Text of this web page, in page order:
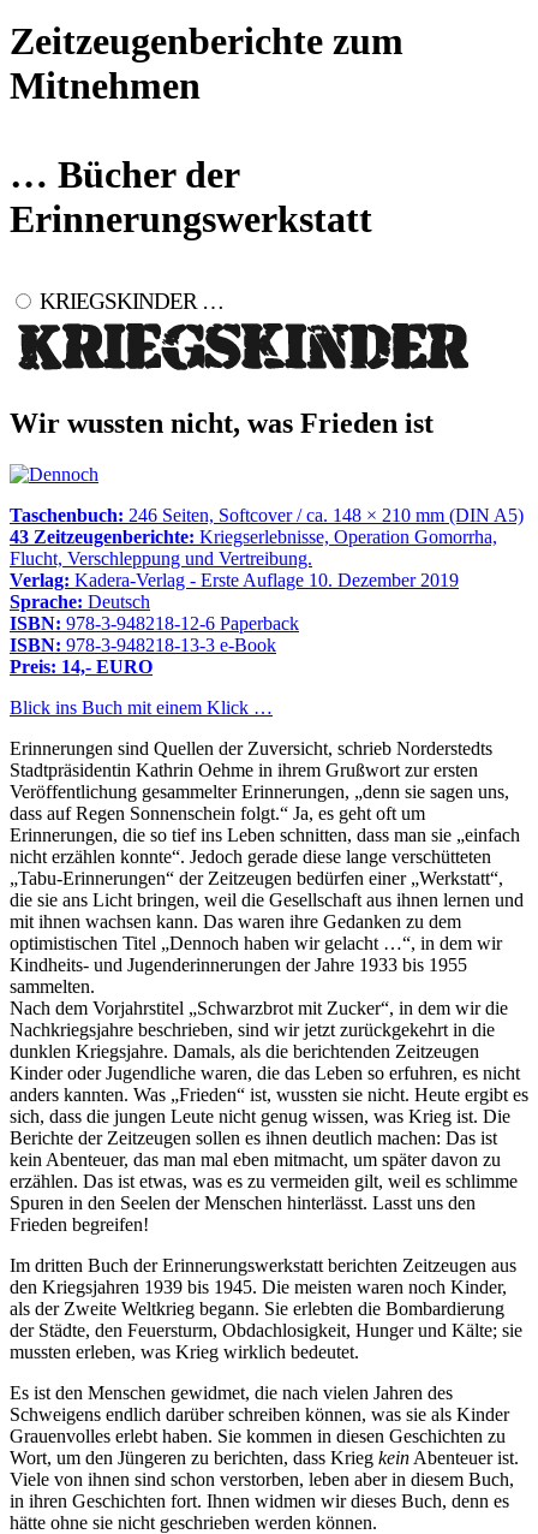
Zeitzeugenberichte zum
Mitnehmen
… Bücher der
Erinnerungswerkstatt
KRIEGSKINDER …
Wir wussten nicht, was Frieden ist
Taschenbuch: 246 Seiten, Softcover / ca. 148 × 210 mm (DIN A5)
43 Zeitzeugenberichte: Kriegserlebnisse, Operation Gomorrha,
Flucht, Verschleppung und Vertreibung.
Verlag: Kadera-Verlag - Erste Auflage 10. Dezember 2019
Sprache: Deutsch
ISBN: 978-3-948218-12-6 Paperback
ISBN: 978-3-948218-13-3 e-Book
Preis: 14,- EURO
Blick ins Buch mit einem Klick …
Erinnerungen sind Quellen der Zuversicht, schrieb Norderstedts
Stadtpräsidentin Kathrin Oehme in ihrem Grußwort zur ersten
Veröffentlichung gesammelter Erinnerungen,
denn sie sagen uns,
dass auf Regen Sonnenschein folgt.
Ja, es geht oft um
Erinnerungen, die so tief ins Leben schnitten, dass man sie
einfach
nicht erzählen konnte . Jedoch gerade diese lange verschütteten
Tabu-Erinnerungen
der Zeitzeugen bedürfen einer Werkstatt ,
die sie ans Licht bringen, weil die Gesellschaft aus ihnen lernen und
mit ihnen wachsen kann. Das waren ihre Gedanken zu dem
optimistischen Titel
Dennoch haben wir gelacht … , in dem wir
Kindheits- und Jugenderinnerungen der Jahre 1933 bis 1955
sammelten.
Nach dem Vorjahrstitel
Schwarzbrot mit Zucker , in dem wir die
Nachkriegsjahre beschrieben, sind wir jetzt zurückgekehrt in die
dunklen Kriegsjahre. Damals, als die berichtenden Zeitzeugen
Kinder oder Jugendliche waren, die das Leben so erfuhren, es nicht
anders kannten. Was
Frieden
ist, wussten sie nicht. Heute ergibt es
sich, dass die jungen Leute nicht genug wissen, was Krieg ist. Die
Berichte der Zeitzeugen sollen es ihnen deutlich machen: Das ist
kein Abenteuer, das man mal eben mitmacht, um später davon zu
erzählen. Das ist etwas, was es zu vermeiden gilt, weil es schlimme
Spuren in den Seelen der Menschen hinterlässt. Lasst uns den
Frieden begreifen!
Im dritten Buch der Erinnerungswerkstatt berichten Zeitzeugen aus
den Kriegsjahren 1939 bis 1945. Die meisten waren noch Kinder,
als der Zweite Weltkrieg begann. Sie erlebten die Bombardierung
der Städte, den Feuersturm, Obdachlosigkeit, Hunger und Kälte; sie
mussten erleben, was Krieg wirklich bedeutet.
Es ist den Menschen gewidmet, die nach vielen Jahren des
Schweigens endlich darüber schreiben können, was sie als Kinder
Grauenvolles erlebt haben. Sie kommen in diesen Geschichten zu
Wort, um den Jüngeren zu berichten, dass Krieg kein Abenteuer ist.
Viele von ihnen sind schon verstorben, leben aber in diesem Buch,
in ihren Geschichten fort. Ihnen widmen wir dieses Buch, denn es
hätte ohne sie nicht geschrieben werden können.